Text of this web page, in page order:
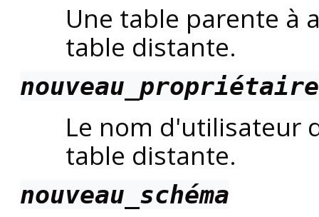
Une table parente à
table distante.
nouveau_propriétaire
Le nom d'utilisateur
table distante.
nouveau_schéma